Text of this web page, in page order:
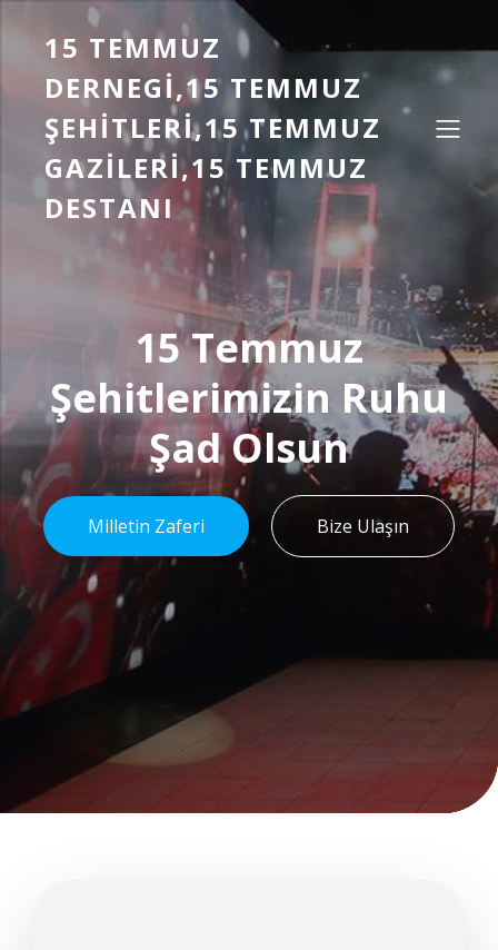
15 TEMMUZ
DERNEGI,15 TEMMUZ
ŞEHITLERI,15 TEMMUZ
GAZILERI,15 TEMMUZ
DESTANI
15 Temmuz
Şehitlerimizin Ruhu
Şad Olsun
Milletin Zaferi Bize Ulaşın